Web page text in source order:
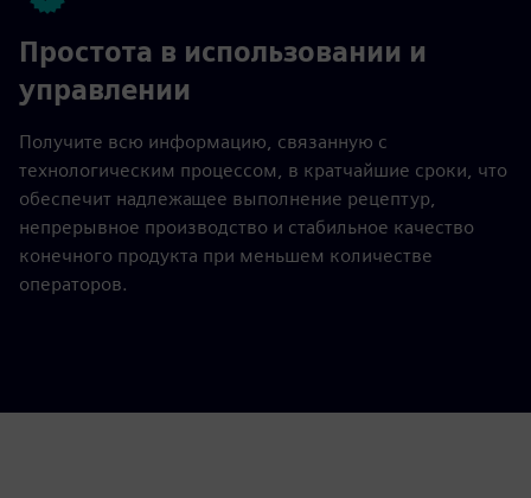
Простота в использовании и
управлении
Получите всю информацию, связанную с
технологическим процессом, в кратчайшие сроки, что
обеспечит надлежащее выполнение рецептур,
непрерывное производство и стабильное качество
конечного продукта при меньшем количестве
операторов.